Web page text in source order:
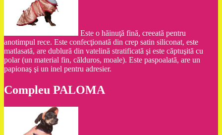
Este o hăinuţă fină, creeată pentru
anotimpul rece. Este confecţionată din crep satin siliconat, este
matlasată, are dublură din vatelină stratificată şi este căptuşită cu
polar (un material fin, călduros, moale). Este paspoalată, are un
papionaş şi un inel pentru adresier.
Compleu PALOMA